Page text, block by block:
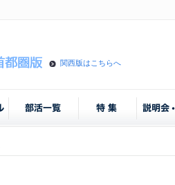
関西版はこちらへ